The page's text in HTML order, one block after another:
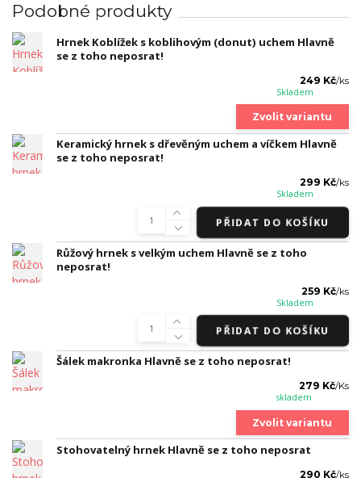
Podobné produkty
Hrnek Koblížek s koblihovým (donut) uchem Hlavně
se z toho neposrat!
249 Kč/ks
Skladem
Zvolit variantu
Keramický hrnek s dřevěným uchem a víčkem Hlavně
se z toho neposrat!
299 Kč/ks
Skladem
PŘIDAT DO KOŠÍKU
Růžový hrnek s velkým uchem Hlavně se z toho
neposrat!
259 Kč/ks
Skladem
PŘIDAT DO KOŠÍKU
Šálek makronka Hlavně se z toho neposrat!
279 Kč/Ks
skladem
Zvolit variantu
Stohovatelný hrnek Hlavně se z toho neposrat
290 Kč/ks